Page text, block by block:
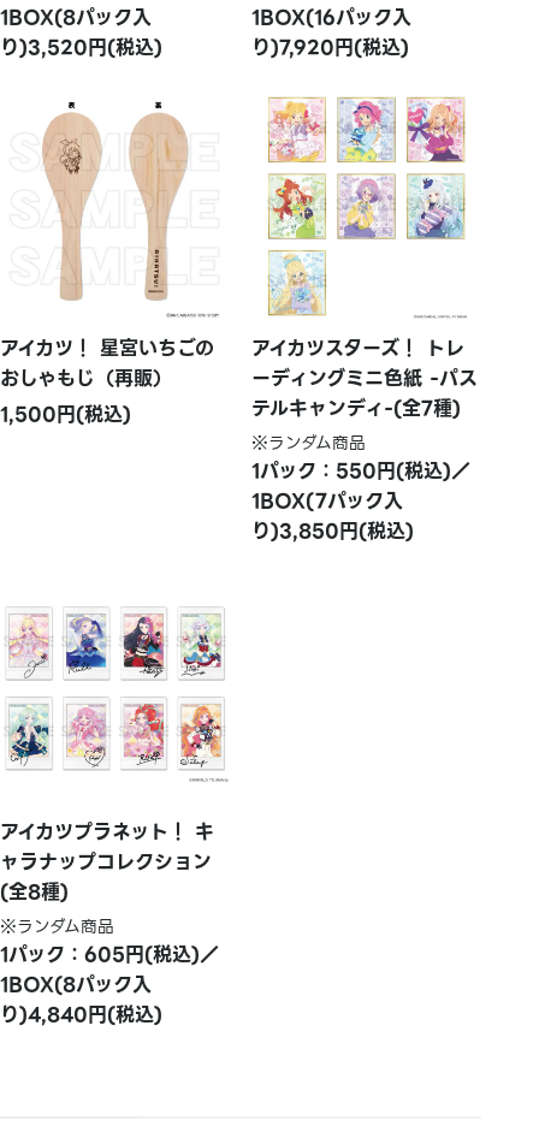
1BOX(8パック入
り)3,520円(税込)
1BOX(16パック入
り)7,920円(税込)
アイカツ！ 星宮いちごの
おしゃもじ（再販）
1,500円(税込)
アイカツスターズ！ トレ
ーディングミニ色紙 -パス
テルキャンディ-(全7種)
※ランダム商品
1パック：550円(税込)／
1BOX(7パック入
り)3,850円(税込)
アイカツプラネット！ キ
ャラナップコレクション
(全8種)
※ランダム商品
1パック：605円(税込)／
1BOX(8パック入
り)4,840円(税込)